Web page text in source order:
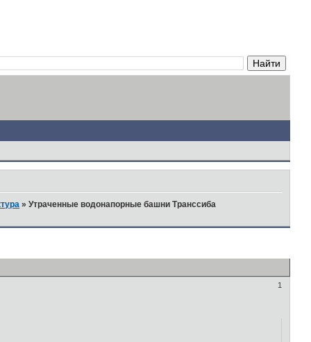
»Утраченные водонапорные башни Транссиба
1